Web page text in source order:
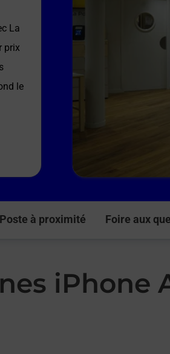
La
prix
le
à proximité Foire aux
iPhone